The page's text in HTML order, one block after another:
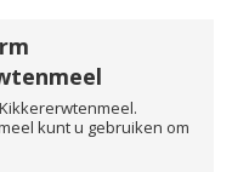
kunt u gebruiken om